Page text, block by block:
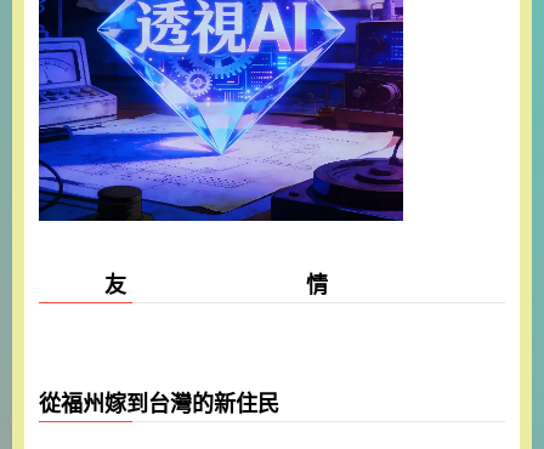
友 情
從福州嫁到台灣的新住民